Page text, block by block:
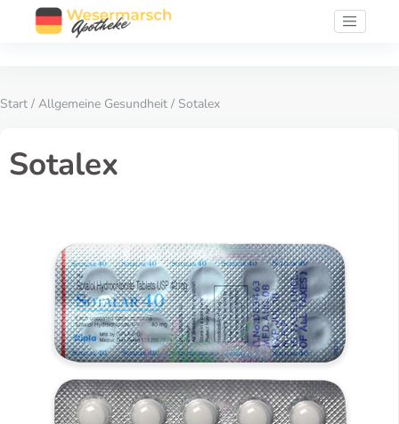
Start / Allgemeine Gesundheit / Sotalex
Sotalex